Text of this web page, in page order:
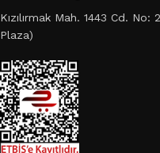
Kızılırmak Mah. 1443 Cd.
Plaza)